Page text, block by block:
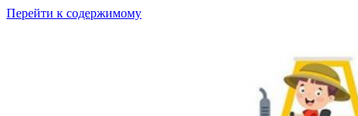
Перейти к содержимому